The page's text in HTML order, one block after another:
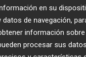
la Universidad
ha
1999 y 2015
en su
datos de navegación,
información
procesar sus